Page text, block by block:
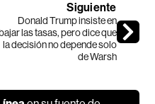
Siguiente
Donald Trump insiste en
las tasas, pero dice que
la decisión no depende solo
de Warsh